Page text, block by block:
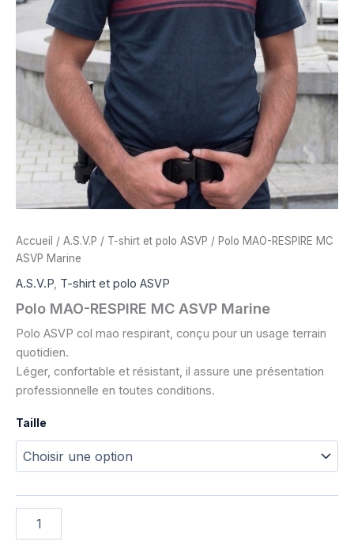
Accueil / A.S.V.P / T-shirt et polo ASVP / Polo MAO-RESPIRE MC
ASVP Marine
A.S.V.P, T-shirt et polo ASVP
Polo MAO-RESPIRE MC ASVP Marine
Polo ASVP col mao respirant, conçu pour un usage terrain
quotidien.
Léger, confortable et résistant, il assure une présentation
professionnelle en toutes conditions.
Taille